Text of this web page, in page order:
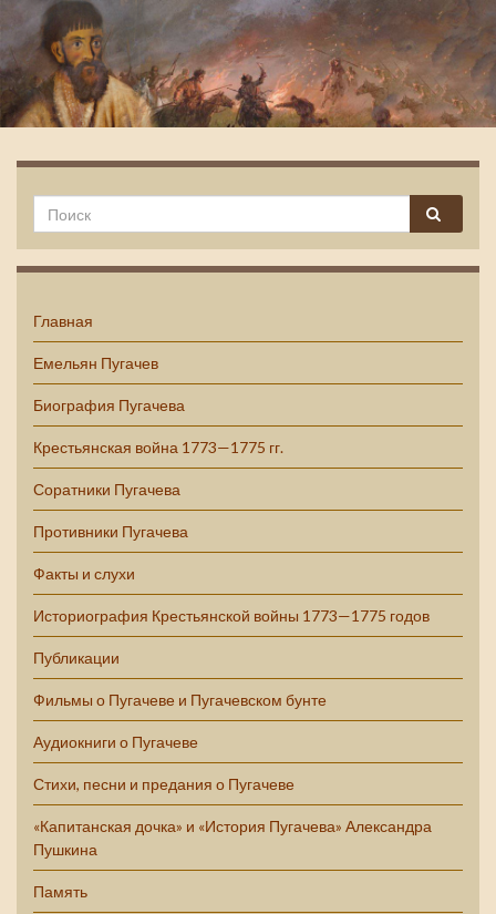
Емельян Пугачев
Главная
Емельян Пугачев
Биография Пугачева
Крестьянская война 1773—1775 гг.
Соратники Пугачева
Противники Пугачева
Факты и слухи
Историография Крестьянской войны 1773—1775 годов
Публикации
Фильмы о Пугачеве и Пугачевском бунте
Аудиокниги о Пугачеве
Стихи, песни и предания о Пугачеве
«Капитанская дочка» и «История Пугачева» Александра
Пушкина
Память